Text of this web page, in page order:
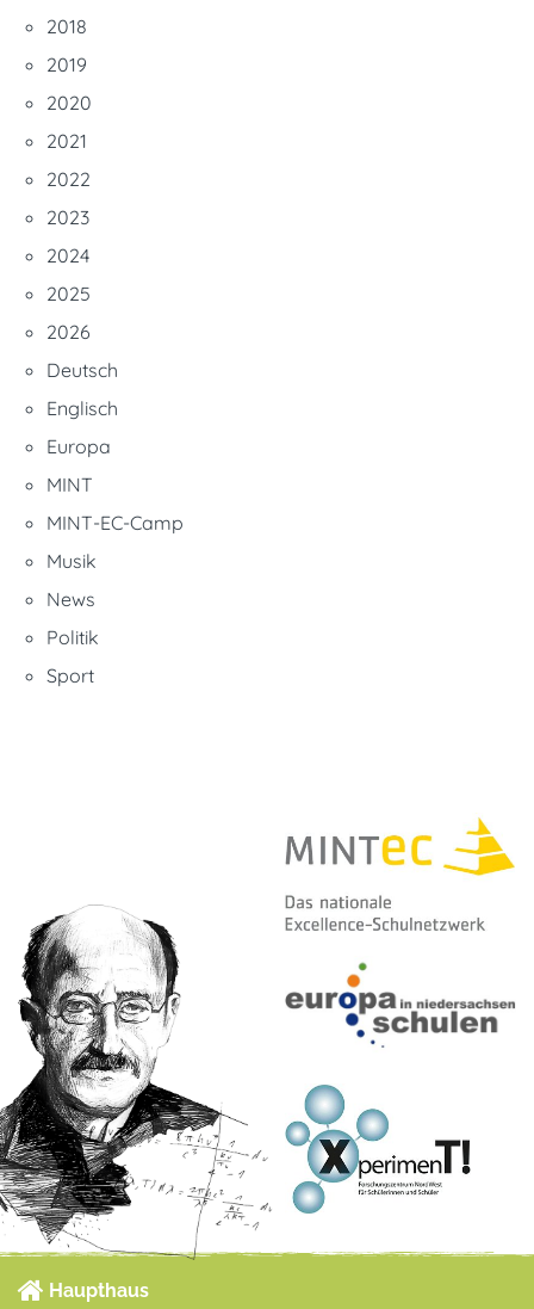
2018
2019
2020
2021
2022
2023
2024
2025
2026
Deutsch
Englisch
Europa
MINT
MINT-EC-Camp
Musik
News
Politik
Sport
Haupthaus